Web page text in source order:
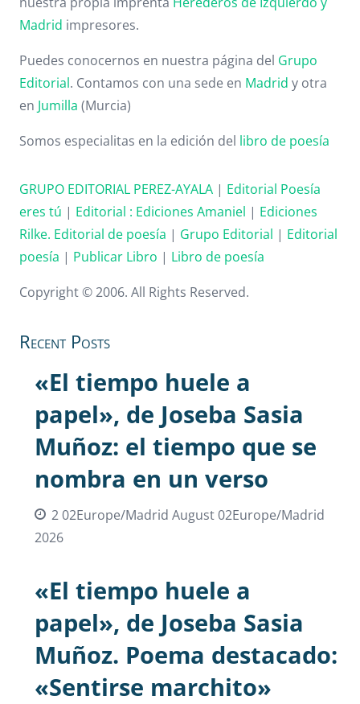
Madrid impresores.
Puedes conocernos en nuestra página del Grupo
Editorial. Contamos con una sede en Madrid y otra
en Jumilla (Murcia)
Somos especialitas en la edición del libro de poesía
GRUPO EDITORIAL PEREZ-AYALA | Editorial Poesía
eres tú | Editorial : Ediciones Amaniel | Ediciones
Rilke. Editorial de poesía | Grupo Editorial | Editorial
poesía | Publicar Libro | Libro de poesía
Copyright © 2006. All Rights Reserved.
Recent Posts
«El tiempo huele a
papel», de Joseba Sasia
Muñoz: el tiempo que se
nombra en un verso
2 02Europe/Madrid August 02Europe/Madrid
2026
«El tiempo huele a
papel», de Joseba Sasia
Muñoz. Poema destacado:
«Sentirse marchito»